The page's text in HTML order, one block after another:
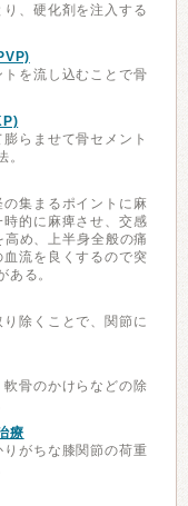
、硬化剤を注入する
を流し込むことで骨
らませて骨セメント
。
集まるポイントに麻
的に麻痺させ、交感
め、上半身全般の痛
流を良くするので突
ある。
除くことで、関節に
骨のかけらなどの除
療
がちな膝関節の荷重